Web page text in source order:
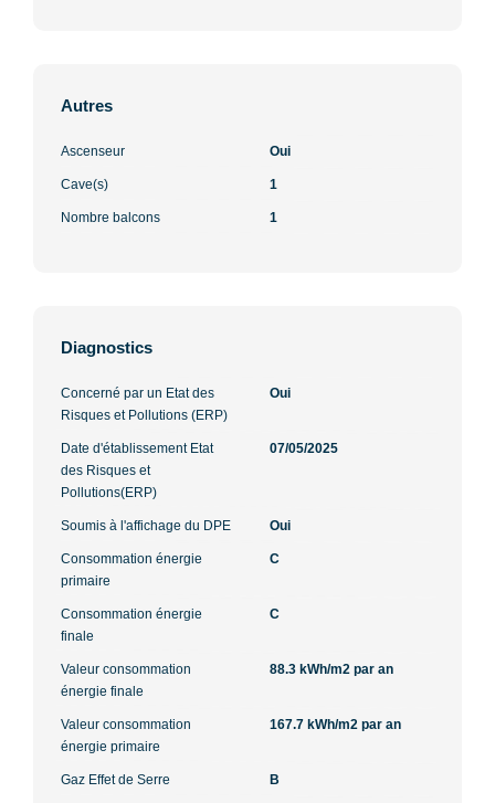
Autres
Ascenseur Oui
Cave(s) 1
Nombre balcons 1
Diagnostics
Concerné par un Etat des
Risques et Pollutions (ERP)
Oui
Date d'établissement Etat
des Risques et
Pollutions(ERP)
07/05/2025
Soumis à l'affichage du DPE Oui
Consommation énergie
primaire
C
Consommation énergie
finale
C
Valeur consommation
énergie finale
88.3 kWh/m2 par an
Valeur consommation
énergie primaire
167.7 kWh/m2 par an
Gaz Effet de Serre B